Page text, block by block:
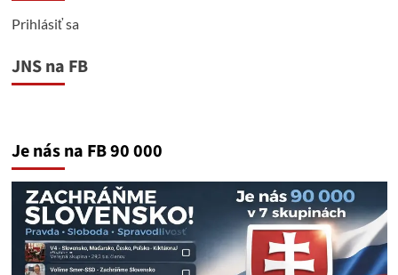
Prihlásiť sa
JNS na FB
Je nás na FB 90 000